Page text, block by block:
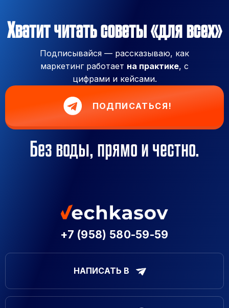
Хватит читать советы «для всех»
Подписывайся — рассказываю, как
маркетинг работает на практике, с
цифрами и кейсами.
ПОДПИСАТЬСЯ!
Без воды, прямо и честно.
+7 (958) 580-59-59
НАПИСАТЬ В